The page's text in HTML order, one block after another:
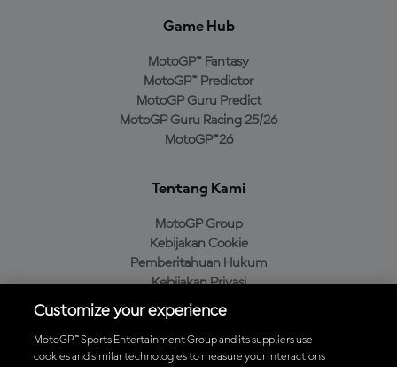
Game Hub
MotoGP™ Fantasy
MotoGP™ Predictor
MotoGP Guru Predict
MotoGP Guru Racing 25/26
MotoGP™26
Tentang Kami
MotoGP Group
Kebijakan Cookie
Pemberitahuan Hukum
Kebijakan Privasi
Kebijakan Pembelian
Customize your experience
MotoGP™ Sports Entertainment Group and its suppliers use
cookies and similar technologies to measure your interactions